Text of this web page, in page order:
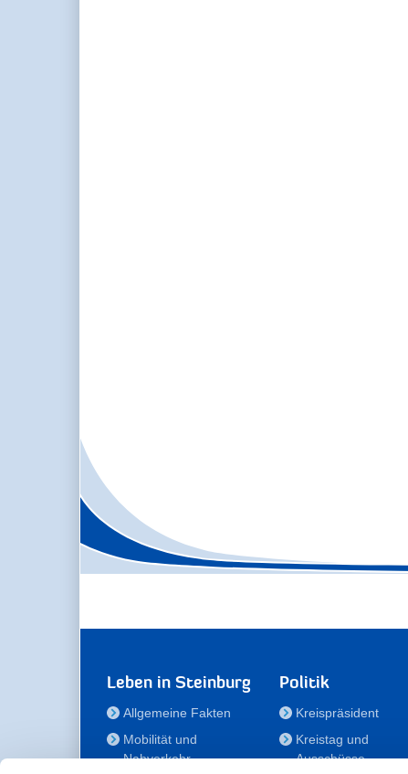
Leben in Steinburg
Allgemeine Fakten
Mobilität und
Nahverkehr
Politik
Kreispräsident
Kreistag und
Ausschüsse